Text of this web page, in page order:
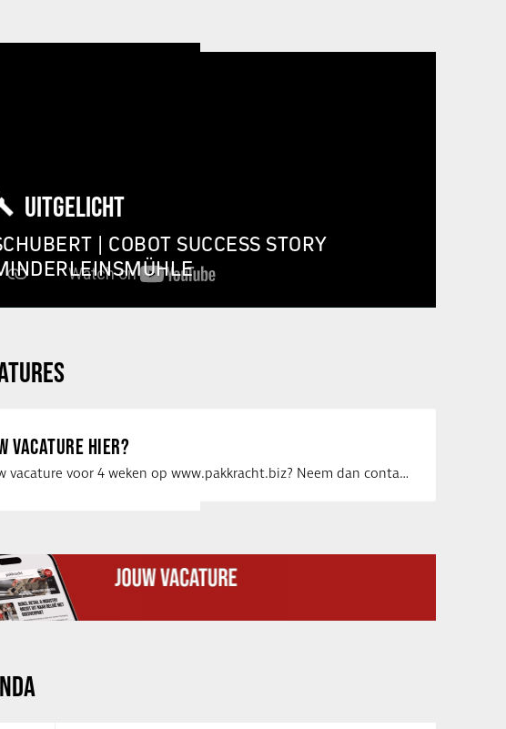
UITGELICHT
| COBOT SUCCESS STORY
VACATURE HIER?
Uw vacature voor 4 weken op www.pakkracht.biz? Neem dan contact op met Yannick van …